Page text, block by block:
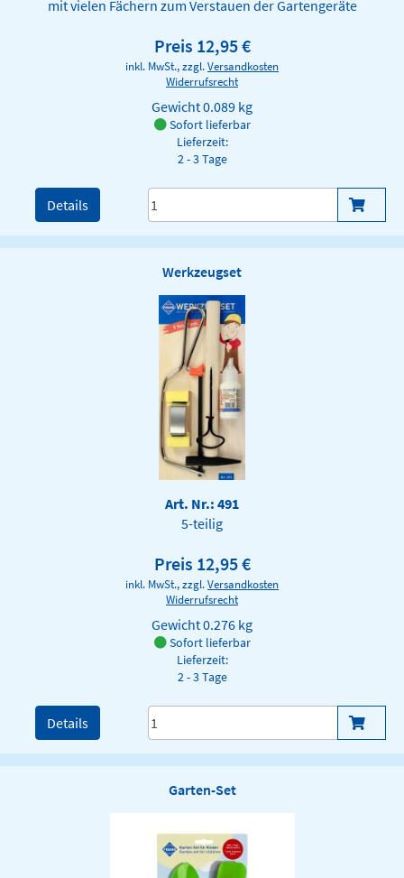
mit vielen Fächern zum Verstauen der Gartengeräte
Preis 12,95 €
inkl. MwSt., zzgl.Versandkosten
Widerrufsrecht
Gewicht0.089 kg
Sofort lieferbar
Lieferzeit:
2 - 3 Tage
Details
Werkzeugset
Art. Nr.: 491
5-teilig
Preis 12,95 €
inkl. MwSt., zzgl.Versandkosten
Widerrufsrecht
Gewicht0.276 kg
Sofort lieferbar
Lieferzeit:
2 - 3 Tage
Details
Garten-Set